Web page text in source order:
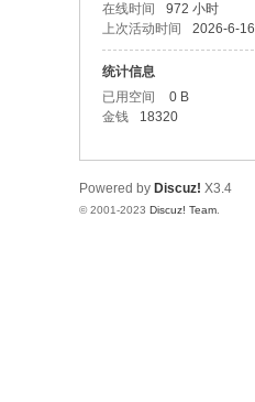
在线时间
972 小时
上次活动时间
2026-6-
统计信息
已用空间
0 B
金钱
18320
Powered by Discuz! X3.4
© 2001-2023 Discuz! Team